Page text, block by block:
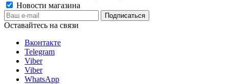
Новости магазина
Оставайтесь на связи
Вконтакте
Telegram
Viber
Viber
WhatsApp